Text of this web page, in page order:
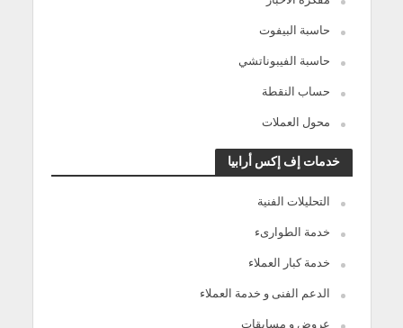
حاسبة البيفوت
حاسبة الفيبوناتشي
حساب النقطة
محول العملات
خدمات إف إكس أرابيا
التحليلات الفنية
خدمة الطوارىء
خدمة كبار العملاء
الدعم الفنى و خدمة العملاء
عروض و مسابقات